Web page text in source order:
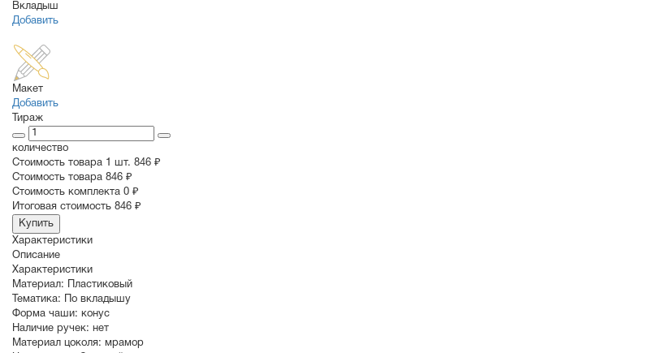
Вкладыш
Добавить
Макет
Добавить
Тираж
количество
Стоимость товара 1 шт. 846 ₽
Cтоимость товара 846 ₽
Стоимость комплекта 0 ₽
Итоговая стоимость 846 ₽
Купить
Характеристики
Описание
Характеристики
Материал: Пластиковый
Тематика:
По вкладышу
Форма чаши: конус
Наличие ручек: нет
Материал цоколя: мрамор